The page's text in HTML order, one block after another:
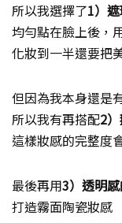
所以我選擇了1）
均勻點在臉上後，
化妝到一半還要把
但因為我本身還是
所以我有再搭配2
這樣妝感的完整度
最後再用3）透明
打造霧面陶瓷妝感